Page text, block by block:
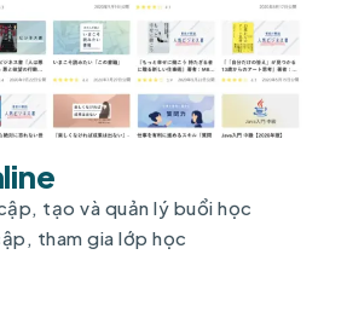
tạo và quản lý buổi học
tham gia lớp học